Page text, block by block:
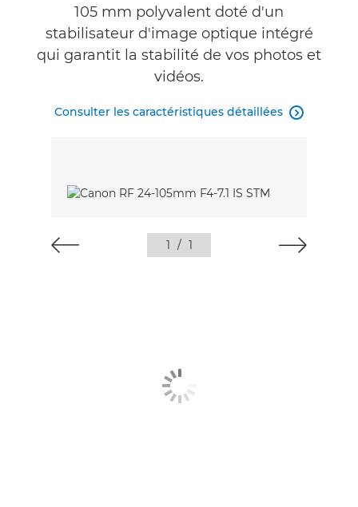
105 mm polyvalent doté d'un
stabilisateur d'image optique intégré
qui garantit la stabilité de vos photos et
vidéos.
Consulter les caractéristiques détaillées 
1 / 1